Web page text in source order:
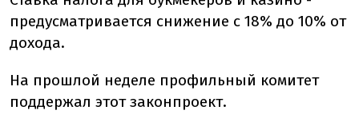
предусматривается снижение с 18% до 10% от
дохода.
На прошлой неделе профильный комитет
поддержал этот законпроект.